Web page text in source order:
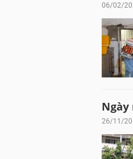
06/02/
Ngày
26/11/